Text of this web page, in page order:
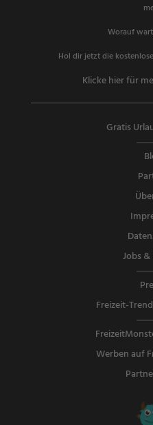
Worauf
Hol dir jetzt die
Klicke hier für
Gratis
Jobs
Freizeit-
Werben auf